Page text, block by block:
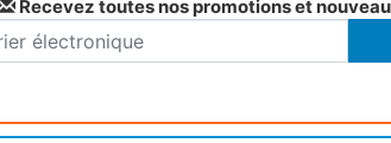
Recevez toutes nos promotions et